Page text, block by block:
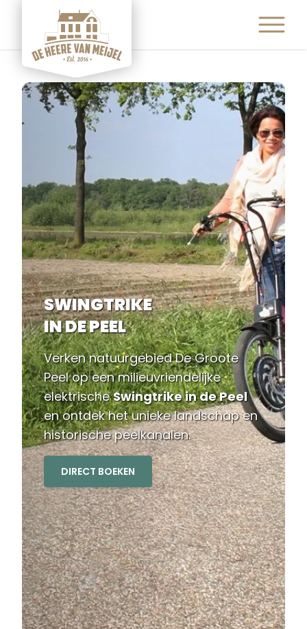
EVENEMENTEN
FEESTEN & PARTIJEN
CONTACT
SWINGTRIKE
IN DE PEEL
Verken natuurgebied De Groote
Peel op een milieuvriendelijke
elektrischeSwingtrike in de Peel
en ontdek het unieke landschap en
historische peelkanalen.
DIRECT BOEKEN